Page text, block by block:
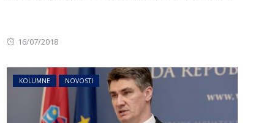
Posted
16/07/2018
KOLUMNE NOVOSTI